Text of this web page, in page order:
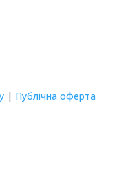
| Публічна оферта